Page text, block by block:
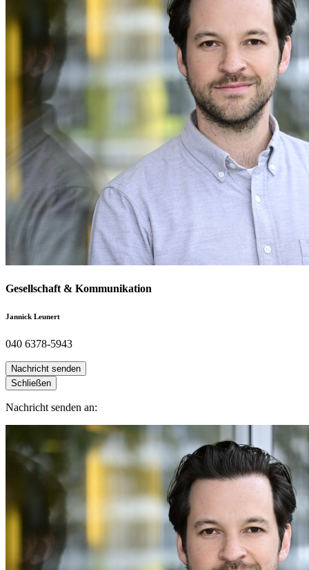
Gesellschaft & Kommunikation
Jannick Leunert
040 6378-5943
Nachricht senden
Schließen
Nachricht senden an: